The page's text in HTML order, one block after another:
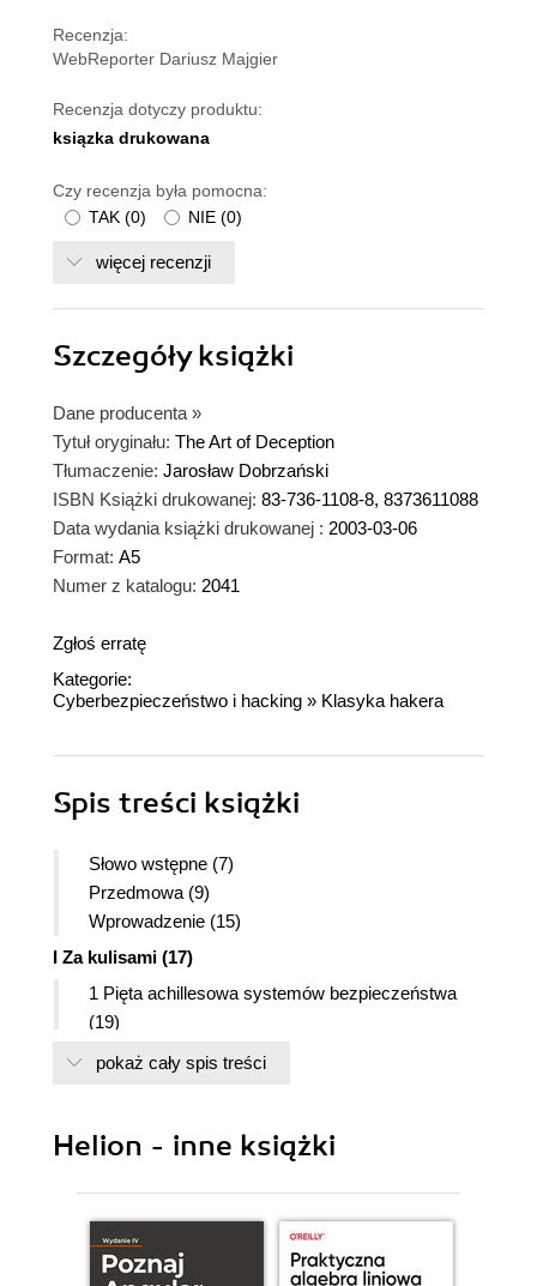
Recenzja:
WebReporter Dariusz Majgier
Recenzja dotyczy produktu:
ksiązka drukowana
Czy recenzja była pomocna:
TAK (0) NIE (0)
więcej recenzji
Szczegółyksiążki
Dane producenta »
Tytuł oryginału: The Art of Deception
Tłumaczenie: Jarosław Dobrzański
ISBN Książki drukowanej: 83-736-1108-8, 8373611088
Data wydania książki drukowanej : 2003-03-06
Format: A5
Numer z katalogu: 2041
Zgłoś erratę
Kategorie:
Cyberbezpieczeństwo i hacking » Klasyka hakera
Spis treści książki
Słowo wstępne (7)
Przedmowa (9)
Wprowadzenie (15)
I Za kulisami (17)
1 Pięta achillesowa systemów bezpieczeństwa
(19)
II Sztuka ataku (31)
4 Budowanie zaufania (59)
7 Fałszywe witryny i niebezpieczne załączniki
(111)
pokaż cały spis treści
Helion - inne książki